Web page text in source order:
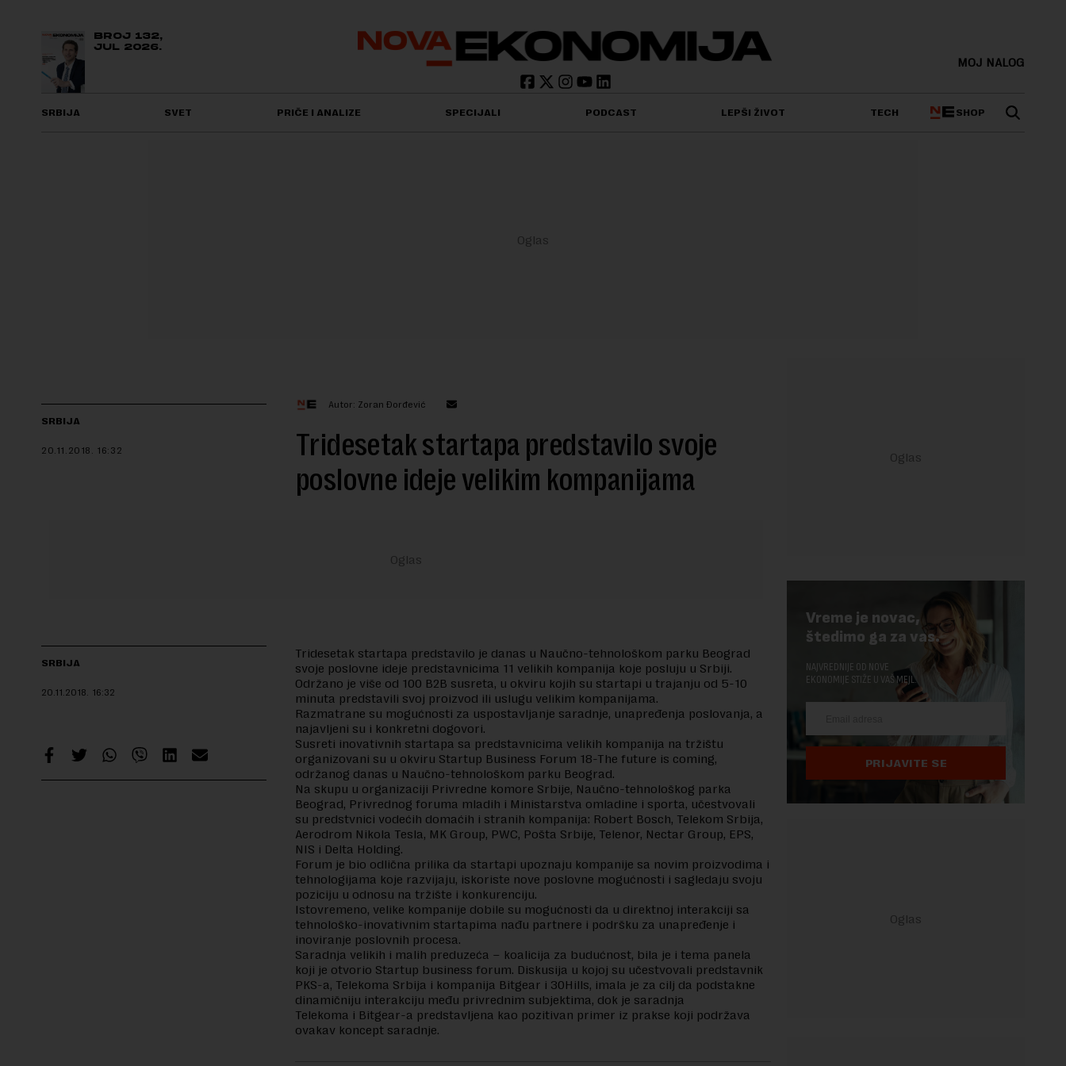
BROJ 132,
JUL 2026.
MOJ NALOG
SRBIJA SVET PRIČE I ANALIZE SPECIJALI PODCAST LEPŠI ŽIVOT TECH SHOP
SRBIJA
20.11.2018. 16:32
Autor: Zoran Đorđević
Tridesetak startapa predstavilo svoje
poslovne ideje velikim kompanijama
SRBIJA
20.11.2018. 16:32
Tridesetak startapa predstavilo je danas u Naučno-tehnološkom parku Beograd
svoje poslovne ideje predstavnicima 11 velikih kompanija koje posluju u Srbiji.
Održano je više od 100 B2B susreta, u okviru kojih su startapi u trajanju od 5-10
minuta predstavili svoj proizvod ili uslugu velikim kompanijama.
Razmatrane su mogućnosti za uspostavljanje saradnje, unapređenja poslovanja, a
najavljeni su i konkretni dogovori.
Susreti inovativnih startapa sa predstavnicima velikih kompanija na tržištu
organizovani su u okviru Startup Business Forum 18-The future is coming,
održanog danas u Naučno-tehnološkom parku Beograd.
Na skupu u organizaciji Privredne komore Srbije, Naučno-tehnološkog parka
Beograd, Privrednog foruma mladih i Ministarstva omladine i sporta, učestvovali
su predstvnici vodećih domaćih i stranih kompanija: Robert Bosch, Telekom Srbija,
Aerodrom Nikola Tesla, MK Group, PWC, Pošta Srbije, Telenor, Nectar Group, EPS,
NIS i Delta Holding.
Forum je bio odlična prilika da startapi upoznaju kompanije sa novim proizvodima i
tehnologijama koje razvijaju, iskoriste nove poslovne mogućnosti i sagledaju svoju
poziciju u odnosu na tržište i konkurenciju.
Istovremeno, velike kompanije dobile su mogućnosti da u direktnoj interakciji sa
tehnološko-inovativnim startapima nađu partnere i podršku za unapređenje i
inoviranje poslovnih procesa.
Saradnja velikih i malih preduzeća – koalicija za budućnost, bila je i tema panela
koji je otvorio Startup business forum. Diskusija u kojoj su učestvovali predstavnik
PKS-a, Telekoma Srbija i kompanija Bitgear i 30Hills, imala je za cilj da podstakne
dinamičniju interakciju među privrednim subjektima, dok je saradnja
Telekoma i Bitgear-a predstavljena kao pozitivan primer iz prakse koji podržava
ovakav koncept saradnje.
Vreme je novac,
štedimo ga za vas.
NAJVREDNIJE OD NOVE
EKONOMIJE STIŽE U VAŠ MEJL.
PRIJAVITE SE